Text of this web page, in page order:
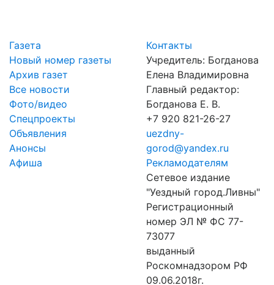
Газета
Новый номер газеты
Архив газет
Все новости
Фото/видео
Спецпроекты
Объявления
Анонсы
Афиша
Контакты
Учредитель: Богданова
Елена Владимировна
Главный редактор:
Богданова Е. В.
+7 920 821-26-27
uezdny-
gorod@yandex.ru
Рекламодателям
Сетевое издание
"Уездный город.Ливны"
Регистрационный
номер ЭЛ № ФС 77-
73077
выданный
Роскомнадзором РФ
09.06.2018г.